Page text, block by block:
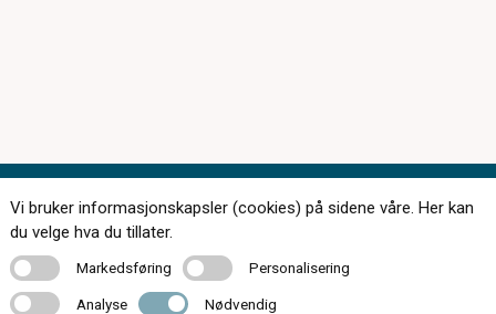
Kontakt oss
Vi bruker informasjonskapsler (cookies) på sidene våre. Her kan
du velge hva du tillater.
MarkedsføringMarkedsføring PersonaliseringPersonalisering
Analyse Analyse Nødvendig Nødvendig